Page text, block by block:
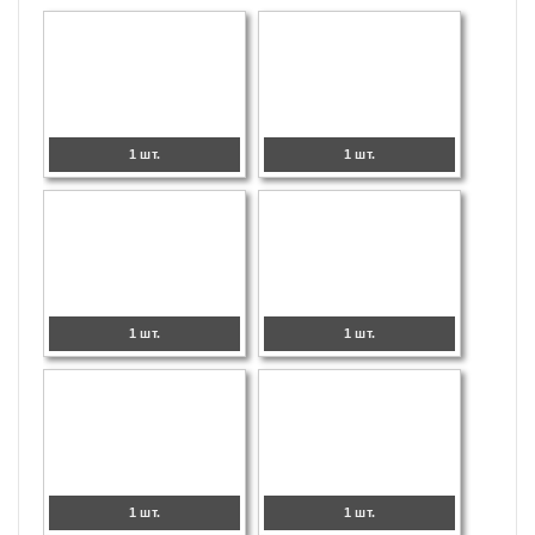
1 шт. 1 шт.
1 шт. 1 шт.
1 шт. 1 шт.